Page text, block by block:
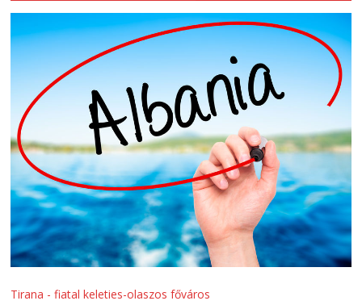
Tirana - fiatal keleties-olaszos főváros